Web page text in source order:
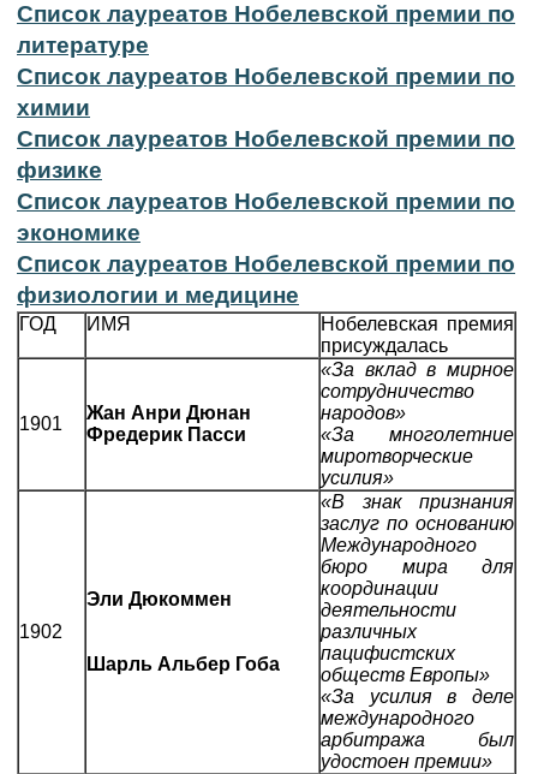
Список лауреатов Нобелевской премии по
литературе
Список лауреатов Нобелевской премии по
химии
Список лауреатов Нобелевской премии по
физике
Список лауреатов Нобелевской премии по
экономике
Список лауреатов Нобелевской премии по
физиологии и медицине
ГОД ИМЯ
Нобелевская премия
присуждалась
1901
Жан Анри Дюнан
Фредерик Пасси
«За вклад в мирное
сотрудничество
народов»
«За многолетние
миротворческие
усилия»
1902
Эли Дюкоммен
Шарль Альбер Гоба
«В знак признания
заслуг по основанию
Международного
бюро мира для
координации
деятельности
различных
пацифистских
обществ Европы»
«За усилия в деле
международного
арбитража был
удостоен премии»